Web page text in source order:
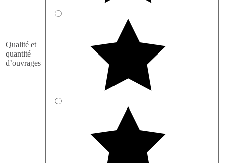
Qualité et
quantité
d’ouvrages